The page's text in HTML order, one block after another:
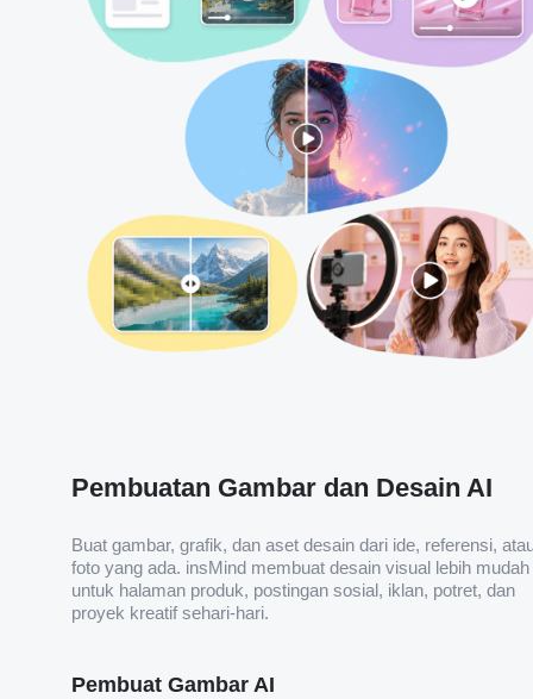
Pembuatan Gambar dan Desain AI
Buat gambar, grafik, dan aset desain dari ide, referensi,
foto yang ada. insMind membuat desain visual lebih mudah
untuk halaman produk, postingan sosial, iklan, potret, dan
proyek kreatif sehari-hari.
Pembuat Gambar AI